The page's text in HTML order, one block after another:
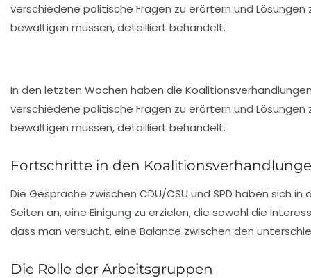
verschiedene politische Fragen zu erörtern und
bewältigen müssen, detailliert behandelt.
In den letzten Wochen haben die
verschiedene politische Fragen zu erörtern und
bewältigen müssen, detailliert behandelt.
Fortschritte in den
Die Gespräche zwischen CDU/CSU und SPD haben sich
Seiten an, eine Einigung zu erzielen, die sowohl die
dass man versucht, eine Balance zwischen den
Die Rolle der Arbeitsgruppen